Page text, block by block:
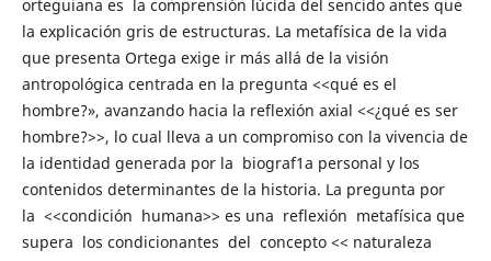
orteguiana es la comprensión lúcida del sencido antes que
la explicación gris de estructuras. La metafísica de la vida
que presenta Ortega exige ir más allá de la visión
antropológica centrada en la pregunta <<qué es el
hombre?», avanzando hacia la reflexión axial <<¿qué es ser
hombre?>>, lo cual lleva a un compromiso con la vivencia de
la identidad generada por la biograf1a personal y los
contenidos determinantes de la historia. La pregunta por
la <<condición humana>> es una reflexión metafísica que
supera los condicionantes del concepto << naturaleza